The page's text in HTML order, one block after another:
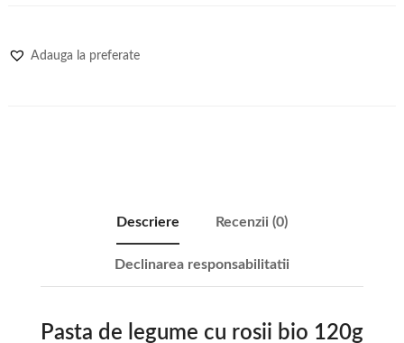
Adauga la preferate
Descriere Recenzii (0)
Declinarea responsabilitatii
Pasta de legume cu rosii bio 120g